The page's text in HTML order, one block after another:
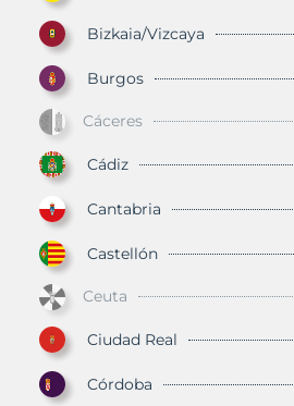
Bizkaia/Vizcaya
Burgos
Cáceres
Cádiz
Cantabria
Castellón
Ceuta
Ciudad Real
Córdoba